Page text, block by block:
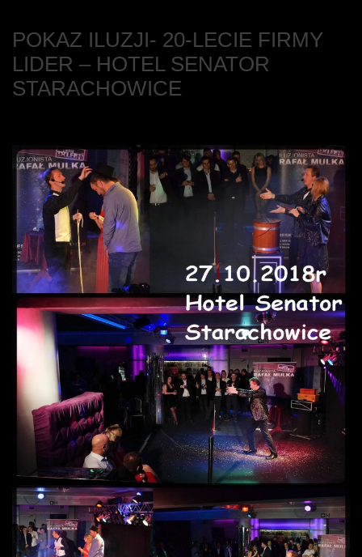
POKAZ ILUZJI- 20-LECIE FIRMY
LIDER – HOTEL SENATOR
STARACHOWICE